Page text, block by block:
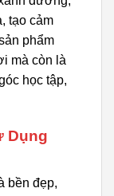
tạo cảm
phẩm
mà còn là
học tập,
Dụng
bền đẹp,